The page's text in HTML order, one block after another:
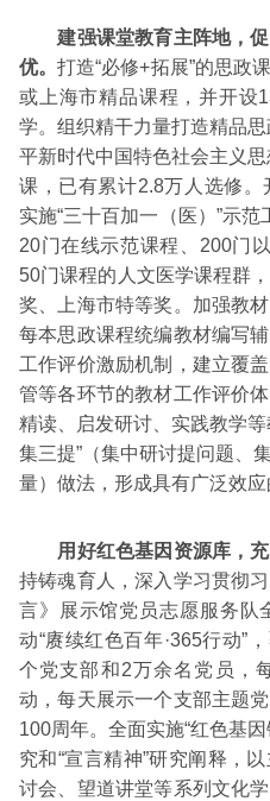
建强课堂教育主阵地，
优。打造“必修+拓展”的思政
或上海市精品课程，并开设
学。组织精干力量打造精品
平新时代中国特色社会主义
课，已有累计2.8万人选修。
实施“三十百加一（医）”示范
20门在线示范课程、200门
50门课程的人文医学课程群
奖、上海市特等奖。加强教
每本思政课程统编教材编写
工作评价激励机制，建立覆
管等各环节的教材工作评价
精读、启发研讨、实践教学
集三提”（集中研讨提问题、
量）做法，形成具有广泛效应
用好红色基因资源库，
持铸魂育人，深入学习贯彻
言》展示馆党员志愿服务队
动“赓续红色百年·365行动”
个党支部和2万余名党员，
动，每天展示一个支部主题
100周年。全面实施“红色基
究和“宣言精神”研究阐释，
讨会、望道讲堂等系列文化